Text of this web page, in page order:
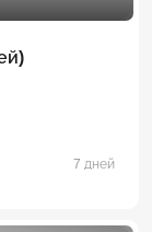
7 дней